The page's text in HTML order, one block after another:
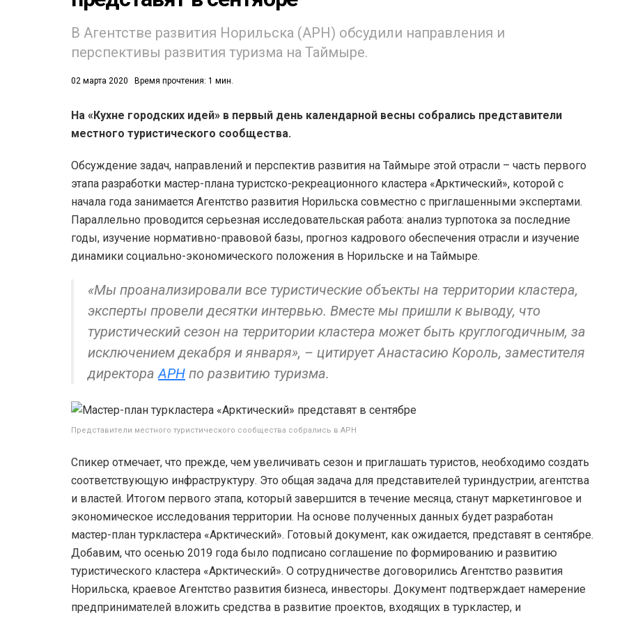
В Агентстве развития Норильска (АРН) обсудили направления и
перспективы развития туризма на Таймыре.
02 марта 2020 Время прочтения: 1 мин.
На «Кухне городских идей» в первый день календарной весны собрались представители
местного туристического сообщества.
Обсуждение задач, направлений и перспектив развития на Таймыре этой отрасли – часть первого
этапа разработки мастер-плана туристско-рекреационного кластера «Арктический», которой с
начала года занимается Агентство развития Норильска совместно с приглашенными экспертами.
Параллельно проводится серьезная исследовательская работа: анализ турпотока за последние
годы, изучение нормативно-правовой базы, прогноз кадрового обеспечения отрасли и изучение
динамики социально-экономического положения в Норильске и на Таймыре.
«Мы проанализировали все туристические объекты на территории кластера,
эксперты провели десятки интервью. Вместе мы пришли к выводу, что
туристический сезон на территории кластера может быть круглогодичным, за
исключением декабря и января», – цитирует Анастасию Король, заместителя
директора АРН по развитию туризма.
Представители местного туристического сообщества собрались в АРН
Спикер отмечает, что прежде, чем увеличивать сезон и приглашать туристов, необходимо создать
соответствующую инфраструктуру. Это общая задача для представителей туриндустрии, агентства
и властей. Итогом первого этапа, который завершится в течение месяца, станут маркетинговое и
экономическое исследования территории. На основе полученных данных будет разработан
мастер-план туркластера «Арктический». Готовый документ, как ожидается, представят в сентябре.
Добавим, что осенью 2019 года было подписано соглашение по формированию и развитию
туристического кластера «Арктический». О сотрудничестве договорились Агентство развития
Норильска, краевое Агентство развития бизнеса, инвесторы. Документ подтверждает намерение
предпринимателей вложить средства в развитие проектов, входящих в туркластер, и